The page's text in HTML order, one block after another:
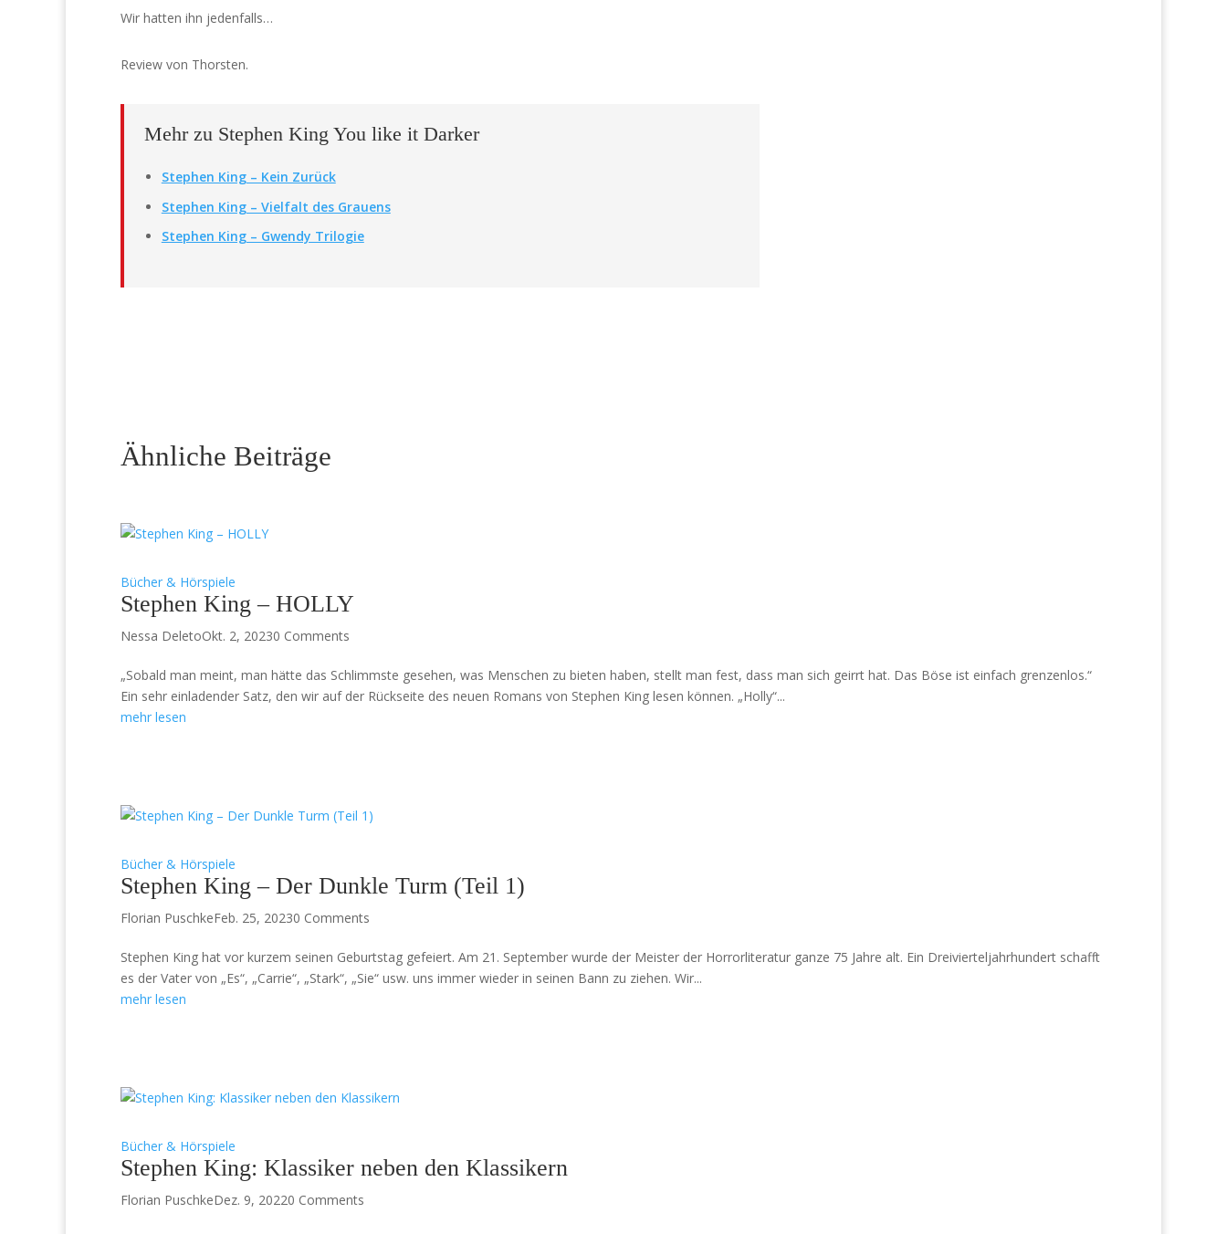
Wir hatten ihn jedenfalls…
Review von Thorsten.
Mehr zu Stephen King You like it Darker
Stephen King – Kein Zurück
Stephen King – Vielfalt des Grauens
Stephen King – Gwendy Trilogie
Ähnliche Beiträge
Bücher & Hörspiele
Stephen King – HOLLY
Nessa DeletoOkt. 2, 20230 Comments
„Sobald man meint, man hätte das Schlimmste gesehen, was Menschen zu bieten haben, stellt man fest, dass man sich geirrt hat. Das Böse ist einfach grenzenlos.“
Ein sehr einladender Satz, den wir auf der Rückseite des neuen Romans von Stephen King lesen können. „Holly“...
mehr lesen
Bücher & Hörspiele
Stephen King – Der Dunkle Turm (Teil 1)
Florian PuschkeFeb. 25, 20230 Comments
Stephen King hat vor kurzem seinen Geburtstag gefeiert. Am 21. September wurde der Meister der Horrorliteratur ganze 75 Jahre alt. Ein Dreivierteljahrhundert schafft
es der Vater von „Es“, „Carrie“, „Stark“, „Sie“ usw. uns immer wieder in seinen Bann zu ziehen. Wir...
mehr lesen
Bücher & Hörspiele
Stephen King: Klassiker neben den Klassikern
Florian PuschkeDez. 9, 20220 Comments